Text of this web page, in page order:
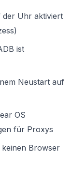
der Uhr aktiviert
ist
Neustart auf
OS
für Proxys
Browser